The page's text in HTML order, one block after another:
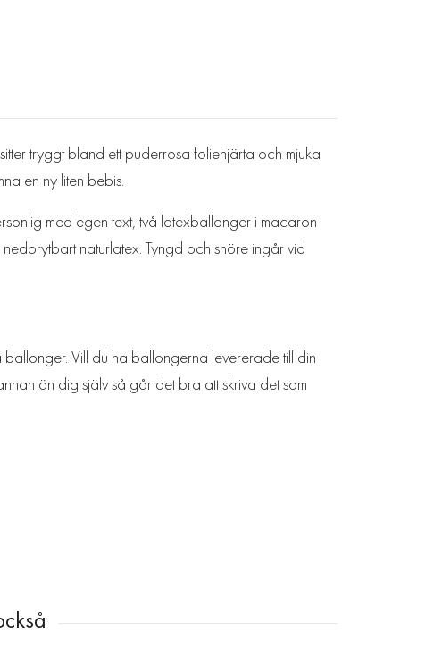
tryggt bland ett puderrosa foliehjärta och mjuka
en ny liten bebis.
med egen text, två latexballonger i macaron
naturlatex. Tyngd och snöre ingår vid
ballonger. Vill du ha ballongerna levererade till din
än dig själv så går det bra att skriva det som